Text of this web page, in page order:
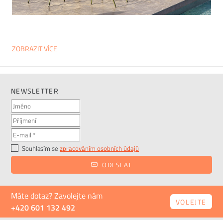
ZOBRAZIT VÍCE
NEWSLETTER
Souhlasím se zpracováním osobních údajů
ODESLAT
Máte dotaz? Zavolejte nám
+420 601 132 492
VOLEJTE